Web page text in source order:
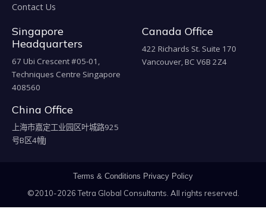
Contact Us
Singapore
Headquarters
67 Ubi Crescent #05-01,
Techniques Centre Singapore
408560
Canada Office
422 Richards St. Suite 170
Vancouver, BC V6B 2Z4
China Office
上海市嘉定工业园区叶城路925
号B区4幢J
Terms & Conditions Privacy Policy
©2010-2026 Tetra Global Consultants. All rights reserved.